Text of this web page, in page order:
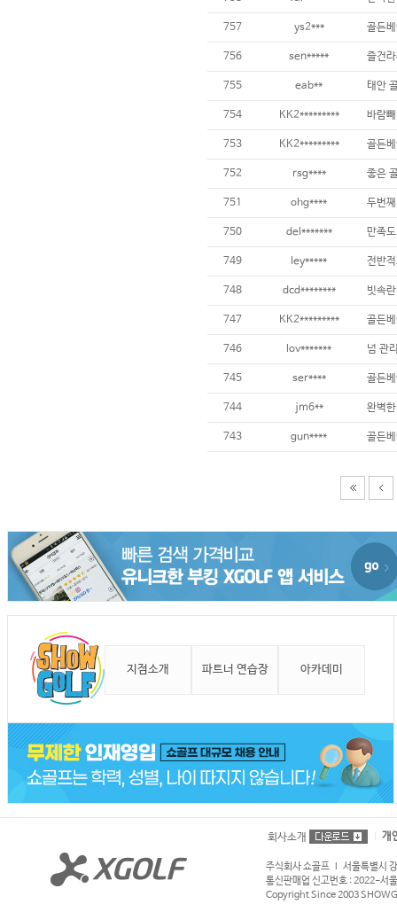
757 ys2*** 골든
756 sen***** 즐건
755 eab** 태안
754 KK2********* 바람
753 KK2********* 골든
752 rsg**** 좋은
751 ohg**** 두번째
750 del******* 만족
749 ley***** 전반
748 dcd******** 빗속
747 KK2********* 골든
746 lov*******
745 ser**** 골든
744 jm6** 완벽
743 gun**** 골든
지점소개 파트너 연습장 아카데미
회사소개 개
주식회사 쇼골프 l 서울특별시
통신판매업 신고번호 : 2022-
Copyright Since 2003